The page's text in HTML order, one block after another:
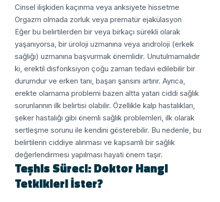
Cinsel ilişkiden kaçınma veya anksiyete hissetme
Orgazm olmada zorluk veya prematür ejakülasyon
Eğer bu belirtilerden bir veya birkaçı sürekli olarak
yaşanıyorsa, bir üroloji uzmanına veya androloji (erkek
sağlığı) uzmanına başvurmak önemlidir. Unutulmamalıdır
ki, erektil disfonksiyon çoğu zaman tedavi edilebilir bir
durumdur ve erken tanı, başarı şansını artırır. Ayrıca,
erekte olamama problemi bazen altta yatan ciddi sağlık
sorunlarının ilk belirtisi olabilir. Özellikle kalp hastalıkları,
şeker hastalığı gibi önemli sağlık problemleri, ilk olarak
sertleşme sorunu ile kendini gösterebilir. Bu nedenle, bu
belirtilerin ciddiye alınması ve kapsamlı bir sağlık
değerlendirmesi yapılması hayati önem taşır.
Teşhis Süreci: Doktor Hangi
Tetkikleri İster?